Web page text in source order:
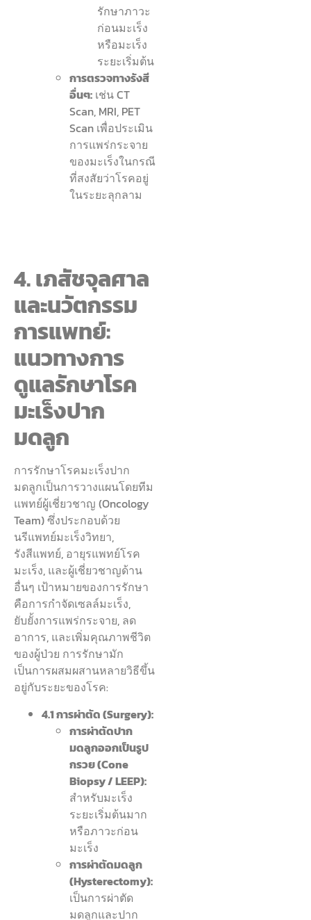
รักษาภาวะ
ก่อนมะเร็ง
หรือมะเร็ง
ระยะเริ่มต้น
การตรวจทางรังสี
อื่นๆ: เช่น CT
Scan, MRI, PET
Scan เพื่อประเมิน
การแพร่กระจาย
ของมะเร็งในกรณี
ที่สงสัยว่าโรคอยู่
ในระยะลุกลาม
4. เภสัชจุลศาล
และนวัตกรรม
การแพทย์:
แนวทางการ
ดูแลรักษาโรค
มะเร็งปาก
มดลูก
การรักษาโรคมะเร็งปาก
มดลูกเป็นการวางแผนโดยทีม
แพทย์ผู้เชี่ยวชาญ (Oncology
Team) ซึ่งประกอบด้วย
นรีแพทย์มะเร็งวิทยา,
รังสีแพทย์, อายุรแพทย์โรค
มะเร็ง, และผู้เชี่ยวชาญด้าน
อื่นๆ เป้าหมายของการรักษา
คือการกำจัดเซลล์มะเร็ง,
ยับยั้งการแพร่กระจาย, ลด
อาการ, และเพิ่มคุณภาพชีวิต
ของผู้ป่วย การรักษามัก
เป็นการผสมผสานหลายวิธีขึ้น
อยู่กับระยะของโรค:
4.1 การผ่าตัด (Surgery):
การผ่าตัดปาก
มดลูกออกเป็นรูป
กรวย (Cone
Biopsy / LEEP):
สำหรับมะเร็ง
ระยะเริ่มต้นมาก
หรือภาวะก่อน
มะเร็ง
การผ่าตัดมดลูก
(Hysterectomy):
เป็นการผ่าตัด
มดลูกและปาก